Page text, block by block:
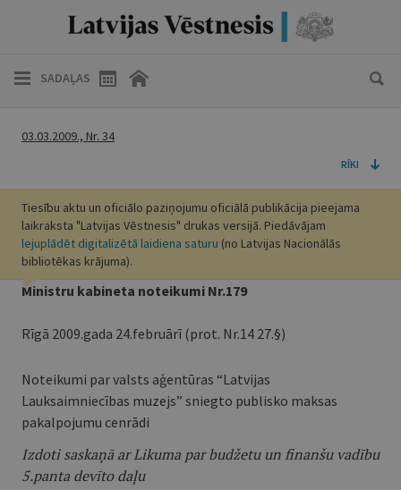
SADAĻAS
03.03.2009., Nr. 34
RĪKI
Tiesību aktu un oficiālo paziņojumu oficiālā publikācija pieejama
laikraksta "Latvijas Vēstnesis" drukas versijā. Piedāvājam
lejuplādēt digitalizētā laidiena saturu (no Latvijas Nacionālās
bibliotēkas krājuma).
Ministru kabineta noteikumi Nr.179
Rīgā 2009.gada 24.februārī (prot. Nr.14 27.§)
Noteikumi par valsts aģentūras “Latvijas
Lauksaimniecības muzejs” sniegto publisko maksas
pakalpojumu cenrādi
Izdoti saskaņā ar Likuma par budžetu un finanšu vadību
5.panta devīto daļu